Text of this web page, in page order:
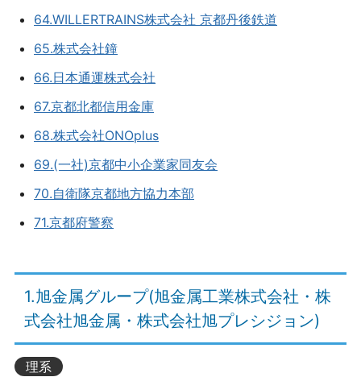
64.WILLERTRAINS株式会社 京都丹後鉄道
65.株式会社鐘
66.日本通運株式会社
67.京都北都信用金庫
68.株式会社ONOplus
69.(一社)京都中小企業家同友会
70.自衛隊京都地方協力本部
71.京都府警察
1.旭金属グループ(旭金属工業株式会社・株
式会社旭金属・株式会社旭プレシジョン)
理系